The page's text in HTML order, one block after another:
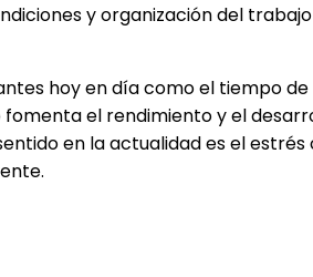
y organización del trabajo
hoy en día como el tiempo
el rendimiento y el
en la actualidad es el